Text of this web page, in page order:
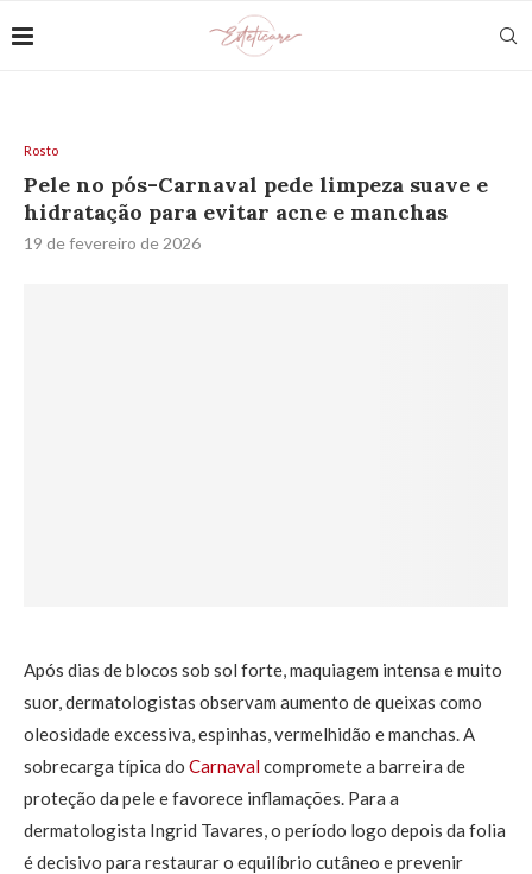
Rosto
Pele no pós-Carnaval pede limpeza suave e
hidratação para evitar acne e manchas
19 de fevereiro de 2026
Após dias de blocos sob sol forte, maquiagem intensa e muito
suor, dermatologistas observam aumento de queixas como
oleosidade excessiva, espinhas, vermelhidão e manchas. A
sobrecarga típica do Carnavalcompromete a barreira de
proteção da pele e favorece inflamações. Para a
dermatologista Ingrid Tavares, o período logo depois da folia
é decisivo para restaurar o equilíbrio cutâneo e prevenir